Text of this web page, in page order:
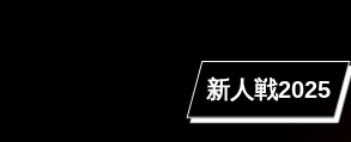
新人戦2025